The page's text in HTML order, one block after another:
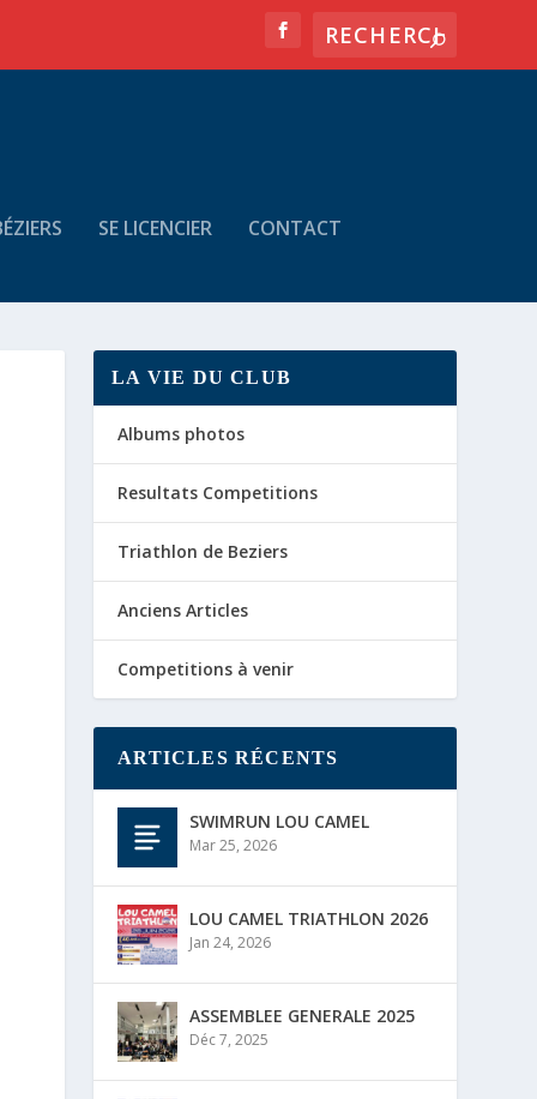
SE LICENCIER CONTACT
LA VIE DU CLUB
Albums photos
Resultats Competitions
Triathlon de Beziers
Anciens Articles
Competitions à venir
ARTICLES RÉCENTS
SWIMRUN LOU CAMEL
Mar 25, 2026
LOU CAMEL TRIATHLON 2026
Jan 24, 2026
ASSEMBLEE GENERALE 2025
Déc 7, 2025